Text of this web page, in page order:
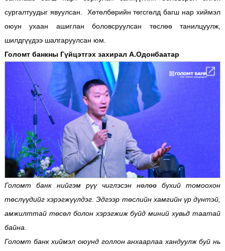
сургалтуудыг явуулсан. Хөтөлбөрийн төгсгөлд багш нар хиймэл
оюун ухаан ашиглан боловсруулсан төслөө танилцуулж,
шилдгүүдээ шалгаруулсан юм.
Голомт банкны Гүйцэтгэх захирал А.Одонбаатар
Голомт банк нийгэм рүү чиглэсэн нөлөө бүхий томоохон
төслүүдийг хэрэгжүүлдэг. Эдгээр төслийн хамгийн үр дүнтэй,
амжилттай төсөл болон хэрэгжиж буйд миний хувьд таатай
байна.
Голомт банк хиймэл оюунд голлон анхаарлаа хандуулж буй нь